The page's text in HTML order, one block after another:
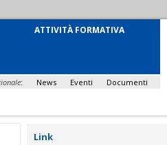
ATTIVITÀ FORMATIVA
News Eventi
Documenti
Link